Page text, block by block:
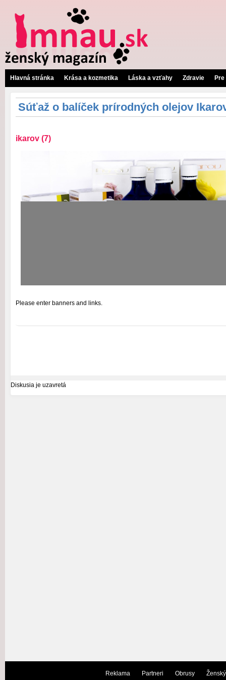
Hlavná stránka Krása a kozmetika Láska a vzťahy Zdravie
Súťaž o balíček prírodných olejov
ikarov (7)
Please enter banners and links.
Diskusia je uzavretá
Reklama Partneri Obrusy